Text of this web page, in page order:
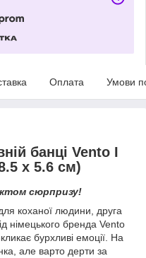
Оплата Умови
банці Vento I
х 5.6 см)
сюрпризу!
коханої людини, друга
німецького бренда Vento
бурхливі емоції. На
але варто дерти за